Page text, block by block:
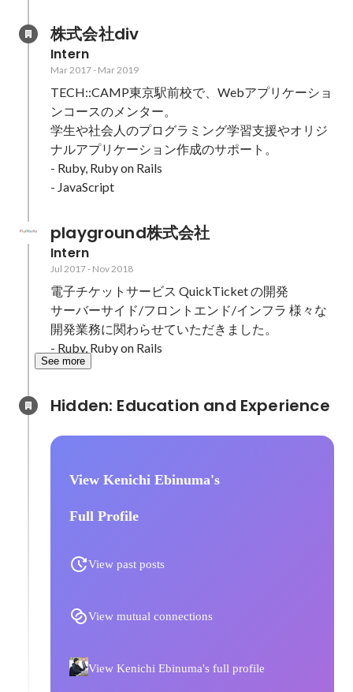
株式会社div
Intern
Mar 2017- Mar 2019
TECH::CAMP東京駅前校で、Webアプリケーショ
ンコースのメンター。
学生や社会人のプログラミング学習支援やオリジ
ナルアプリケーション作成のサポート。
- Ruby, Ruby on Rails
- JavaScript
playground株式会社
Intern
Jul 2017- Nov 2018
電子チケットサービス QuickTicket の開発
サーバーサイド/フロントエンド/インフラ 様々な
開発業務に関わらせていただきました。
- Ruby, Ruby on Rails
See more
View Kenichi Ebinuma's
Full Profile
View past posts
View mutual connections
View Kenichi Ebinuma's full profile